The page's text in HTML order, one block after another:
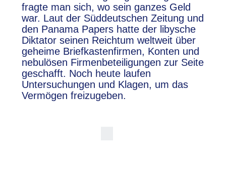
fragte man sich, wo sein ganzes Geld
war. Laut der Süddeutschen Zeitung und
den Panama Papers hatte der libysche
Diktator seinen Reichtum weltweit über
geheime Briefkastenfirmen, Konten und
nebulösen Firmenbeteiligungen zur Seite
geschafft. Noch heute laufen
Untersuchungen und Klagen, um das
Vermögen freizugeben.